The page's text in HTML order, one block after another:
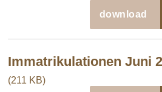
download
Immatrikulationen Juni
(211 KB)